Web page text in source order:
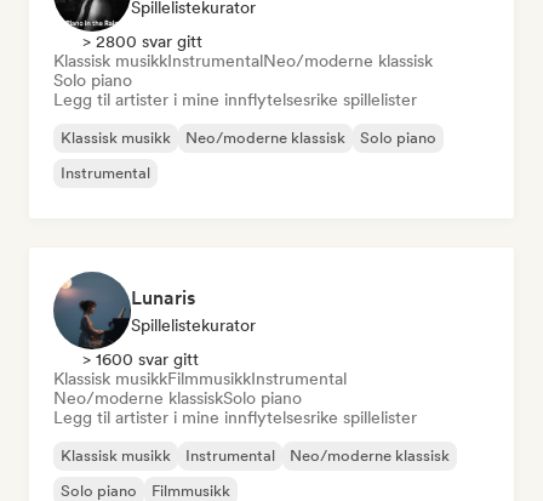
Spillelistekurator
> 2800 svar gitt
Klassisk musikkInstrumentalNeo/moderne klassisk
Solo piano
Legg til artister i mine innflytelsesrike spillelister
Klassisk musikk Neo/moderne klassisk
Solo piano
Instrumental
Lunaris
Spillelistekurator
> 1600 svar gitt
Klassisk musikkFilmmusikkInstrumental
Neo/moderne klassiskSolo piano
Legg til artister i mine innflytelsesrike spillelister
Klassisk musikk Instrumental
Neo/moderne klassisk
Solo piano
Filmmusikk